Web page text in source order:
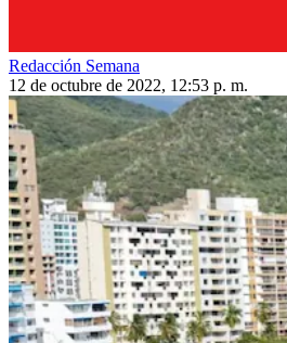
Redacción Semana
12 de octubre de 2022, 12:53 p. m.